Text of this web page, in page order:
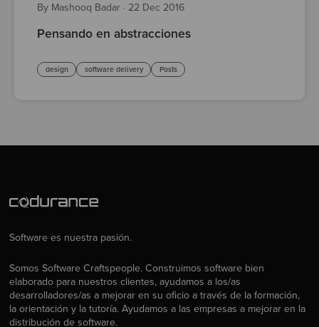
By Mashooq Badar · 22 Dec 2016
Pensando en abstracciones
design software delivery Posts
Software es nuestra pasión.
Somos Software Craftspeople. Construimos software bien
elaborado para nuestros clientes, ayudamos a los/as
desarrolladores/as a mejorar en su oficio a través de la formación,
la orientación y la tutoría. Ayudamos a las empresas a mejorar en la
distribución de software.